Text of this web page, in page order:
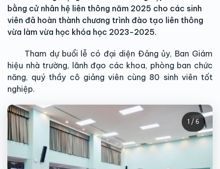
bằng cử nhân hệ liên thông năm 2025 cho các sinh
viên đã hoàn thành chương trình đào tạo liên thông
vừa làm vừa học khóa học 2023-2025.
Tham dự buổi lễ có đại diện Đảng ủy, Ban Giám
hiệu nhà trường, lãnh đạo các khoa, phòng ban chức
năng, quý thầy cô giảng viên cùng 80 sinh viên tốt
nghiệp.
1 / 6